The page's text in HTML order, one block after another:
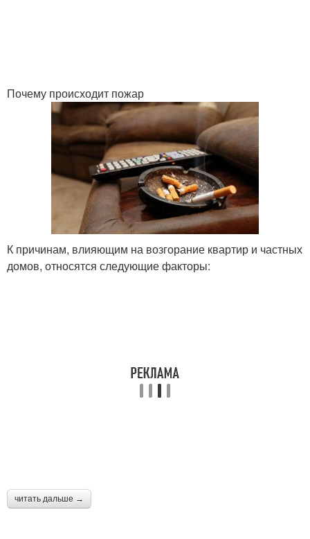
Почему происходит пожар
К причинам, влияющим на возгорание квартир и частных
домов, относятся следующие факторы:
читать дальше →